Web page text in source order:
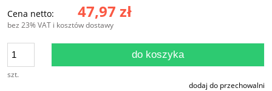
Cena netto: 47,97 zł
bez 23% VAT i kosztów dostawy
szt.
do koszyka
dodaj do przechowalni